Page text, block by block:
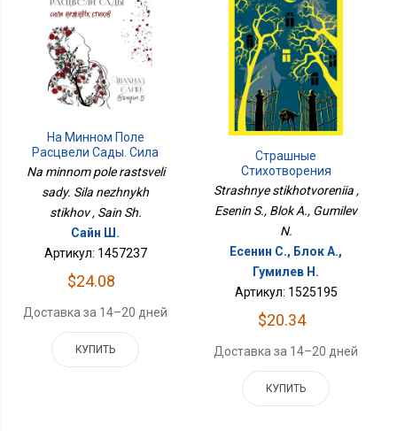
На Минном Поле
Расцвели Сады. Сила
Нежных Стихов
Na minnom pole rastsveli
sady. Sila nezhnykh
stikhov , Sain Sh.
Сайн Ш.
Артикул: 1457237
$24.08
Доставка за 14–20 дней
КУПИТЬ
Страшные
Стихотворения
Strashnye stikhotvoreniia ,
Esenin S., Blok A., Gumilev
N.
Есенин С., Блок А.,
Гумилев Н.
Артикул: 1525195
$20.34
Доставка за 14–20 дней
КУПИТЬ